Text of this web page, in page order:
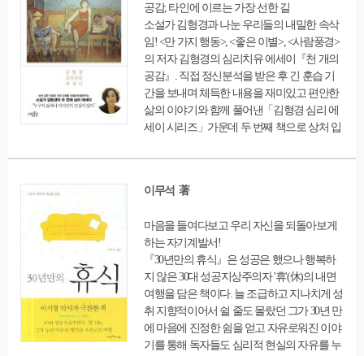
는지 질문한다. 많은 사람들의 인생 여정을 간
접체험하면서 내 안의 가능성을 살펴볼 수 있
도록 돕는다.
공감, 타인에 이르는 가장 선한 길
소설가 김형경과 나눈 우리들의 내밀한 속삭
임! <만 가지 행동>, <좋은 이별>, <사람풍경>
의 저자 김형경의 심리치유 에세이『천 개의
공감』. 직접 정신분석을 받은 후 긴 훈습 기
간을 보내며 체득한 내용을 재미있고 편안한
삶의 이야기와 함께 풀어낸「김형경 심리 에
세이 시리즈」가운데 두 번째 책으로 상처 입
문의 상담 코너를 통해 독자들과 나누었던 내
‘가족 관계’, ‘성과 사랑’, ‘관계 맺기’ 등 모두 4
유의 힘을 키울 수 있는 조언을 전해준다. 생
애 초기의 가족 관계에서 우리의 성격과 생존
법이 형성된다는 내용을 소개한다. 또 생애 초
기에 배운 사랑의 역량을 성인이 된 후의 사랑
에 그대로 적용하는 문제에 대해 짚어 보고,
개별적인 감정의 문제들을 해결하면서 타인
과 어울려 사는 법을 모색하는 등 궁극적으로
우리의 삶이 지향하는 지점이 어디인지 고민
이무석 著
마음을 들여다보고 우리 자신을 되돌아보게
하는 자기계발서!
『30년만의 휴식』은 성공은 했으나 행복하
지 않은 30대 성공지상주의자 '휴'(休)의 내면
여행을 담은 책이다. 늘 조급하고 지나치게 성
취 지향적이어서 쉴 줄도 몰랐던 그가 30년 만
에 마음에 진정한 쉼을 얻고 자유로워진 이야
기를 통해 독자들도 심리적 현실의 자유를 누